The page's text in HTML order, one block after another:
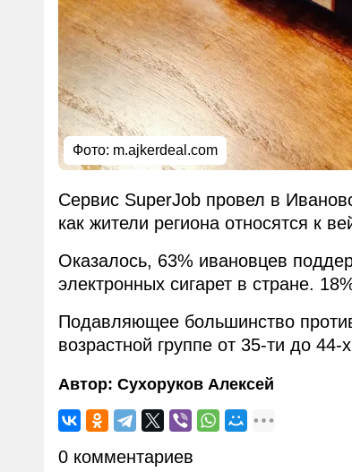
Фото: m.ajkerdeal.com
Сервис SuperJob провел в
как жители региона относятся к
Оказалось, 63% ивановцев
электронных сигарет в стране.
Подавляющее большинство
возрастной группе от 35-ти до 44-
Автор: Сухоруков Алексей
0 комментариев